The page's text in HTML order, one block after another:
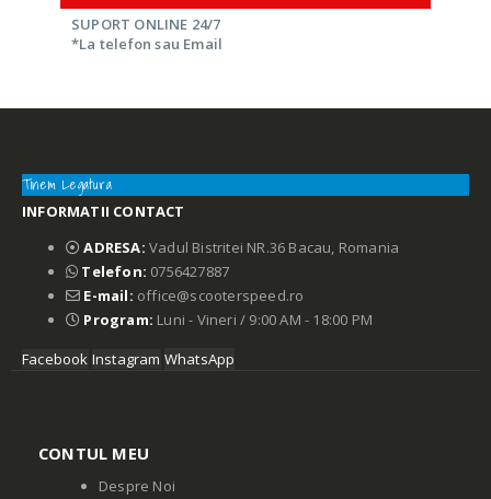
SUPORT ONLINE 24/7
*La telefon sau Email
Tinem Legatura
INFORMATII CONTACT
ADRESA: Vadul Bistritei NR.36 Bacau, Romania
Telefon: 0756427887
E-mail: office@scooterspeed.ro
Program: Luni - Vineri / 9:00 AM - 18:00 PM
Facebook Instagram WhatsApp
CONTUL MEU
Despre Noi